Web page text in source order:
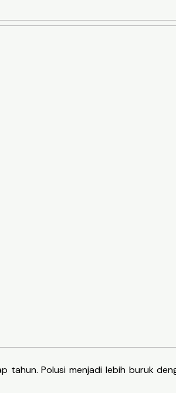
Polusi menjadi lebih buruk